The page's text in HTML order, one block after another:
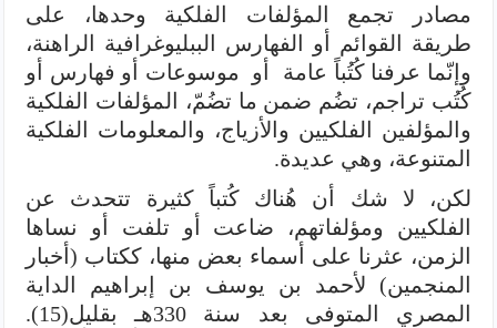
مصادر تجمع المؤلفات الفلكية وحدها، على
طريقة القوائم أو الفهارس الببليوغرافية الراهنة،
وإنّما عرفنا كُتُباً عامة أو موسوعات أو فهارس أو
كُتُب تراجم، تضُم ضمن ما تضُمّ، المؤلفات الفلكية
والمؤلفين الفلكيين والأزياج، والمعلومات الفلكية
المتنوعة، وهي عديدة.
لكن، لا شك أن هُناك كُتباً كثيرة تتحدث عن
الفلكيين ومؤلفاتهم، ضاعت أو تلفت أو نساها
الزمن، عثرنا على أسماء بعض منها، ككتاب (أخبار
المنجمين) لأحمد بن يوسف بن إبراهيم الداية
المصري المتوفى بعد سنة 330هـ بقليل(15).